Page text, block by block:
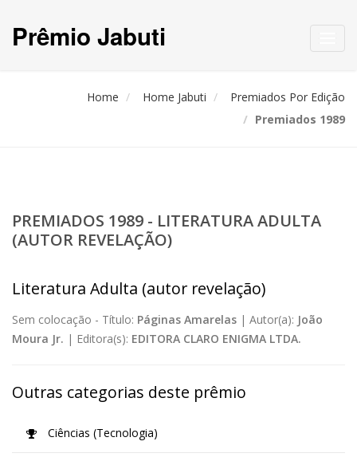
Prêmio Jabuti
Home Home Jabuti
Premiados Por Edição
Premiados 1989
PREMIADOS 1989 - LITERATURA ADULTA
(AUTOR REVELAÇÃO)
Literatura Adulta (autor revelação)
Sem colocação - Título: Páginas Amarelas | Autor(a): João
Moura Jr. | Editora(s): EDITORA CLARO ENIGMA LTDA.
Outras categorias deste prêmio
Ciências (Tecnologia)